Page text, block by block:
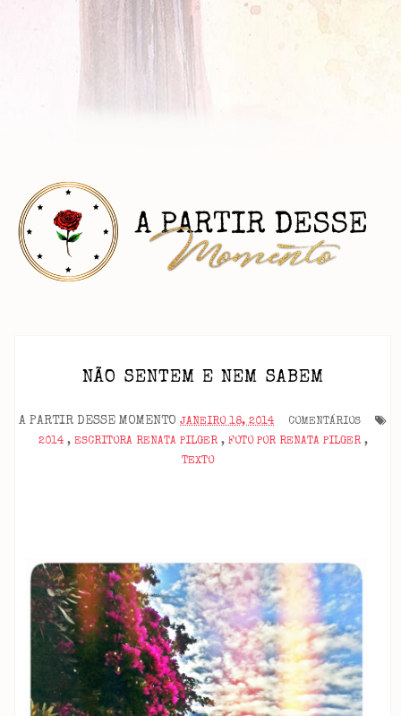
NÃO SENTEM E NEM SABEM
A PARTIR DESSE MOMENTO JANEIRO 18, 2014
COMENTÁRIOS
2014, ESCRITORA RENATA PILGER, FOTO POR RENATA PILGER,
TEXTO